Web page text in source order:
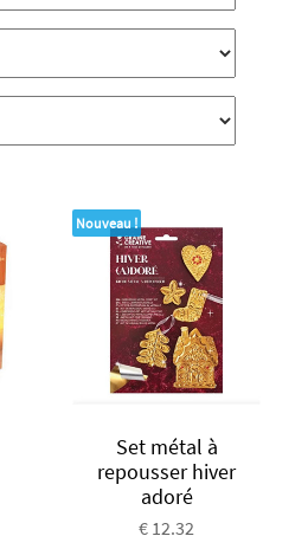
Nouveau !
Set métal à
repousser hiver
adoré
€ 12.32